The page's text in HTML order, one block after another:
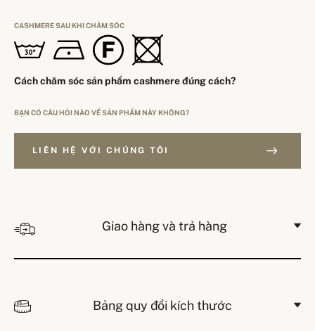
CASHMERE SAU KHI CHĂM SÓC
Cách chăm sóc sản phẩm cashmere đúng cách?
BẠN CÓ CÂU HỎI NÀO VỀ SẢN PHẨM NÀY KHÔNG?
LIÊN HỆ VỚI CHÚNG TÔI
Giao hàng và trả hàng
Bảng quy đổi kích thước